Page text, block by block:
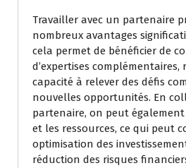
Travailler avec un partenaire
nombreux avantages
cela permet de bénéficier de
d’expertises
capacité à relever des défis
nouvelles opportunités. En
partenaire, on peut
et les ressources, ce qui peut
optimisation des
réduction des risques